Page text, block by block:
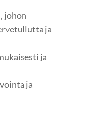
johon
ja
ja
ja